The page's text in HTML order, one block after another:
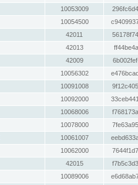
10053009
10054500
42011
42013
42009
10056302
10091008
10092000
10068006
10078000
10061007
10062000
42015
10089006